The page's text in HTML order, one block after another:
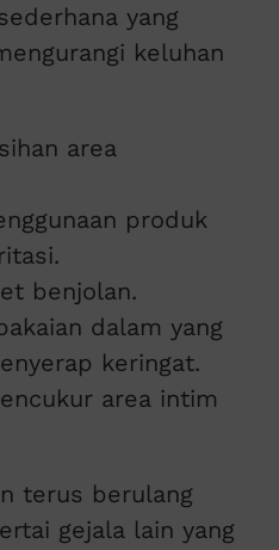
yang
keluhan
area
produk
benjolan.
dalam yang
keringat.
area intim
terus berulang
gejala lain yang